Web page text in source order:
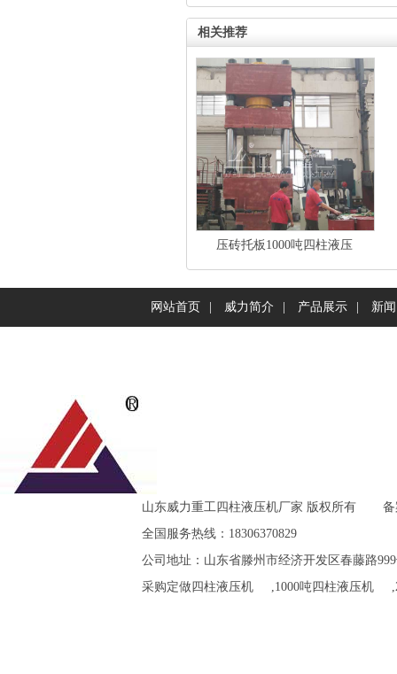
相关推荐
压砖托板1000吨四柱液压
网站首页 威力简介 产品展示 新
山东威力重工四柱液压机厂家 版权所有
全国服务热线：18306370829
公司地址：山东省滕州市经济开发区春藤路
采购定做四柱液压机 ,1000吨四柱液压机 ,